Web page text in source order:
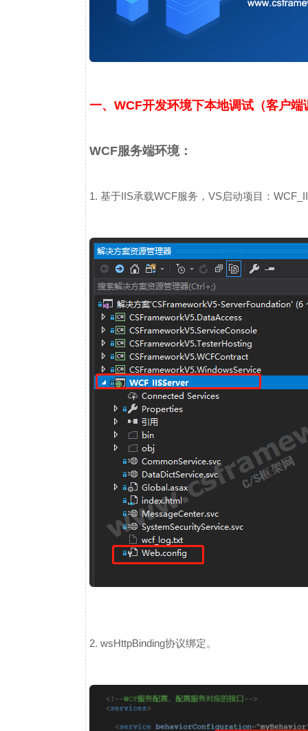
一、WCF开发环境下本地调试（客户端
WCF服务端环境：
1. 基于IIS承载WCF服务，VS启动项目：
2. wsHttpBinding协议绑定。